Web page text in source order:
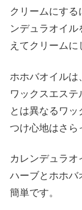
クリームにす
ンデュラオイ
えてクリームに
ホホバオイルは
ワックスエス
とは異なるワッ
つけ心地はさら
カレンデュラ
ハーブとホホバ
簡単です。